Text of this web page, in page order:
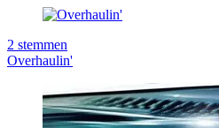
2 stemmen
Overhaulin'